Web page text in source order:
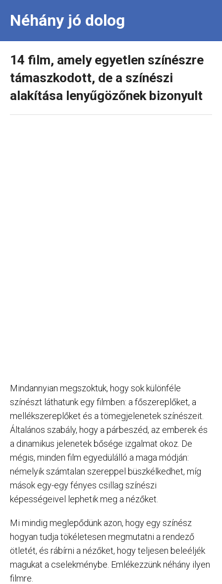
Néhány jó dolog
14 film, amely egyetlen színészre
támaszkodott, de a színészi
alakítása lenyűgözőnek bizonyult
Mindannyian megszoktuk, hogy sok különféle
színészt láthatunk egy filmben: a főszereplőket, a
mellékszereplőket és a tömegjelenetek színészeit.
Általános szabály, hogy a párbeszéd, az emberek és
a dinamikus jelenetek bősége izgalmat okoz. De
mégis, minden film egyedülálló a maga módján:
némelyik számtalan szereppel büszkélkedhet, míg
mások egy-egy fényes csillag színészi
képességeivel lephetik meg a nézőket.
Mi mindig meglepődünk azon, hogy egy színész
hogyan tudja tökéletesen megmutatni a rendező
ötletét, és rábírni a nézőket, hogy teljesen beleéljék
magukat a cselekménybe. Emlékezzünk néhány ilyen
filmre.